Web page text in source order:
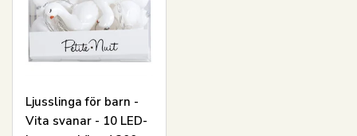
Ljusslinga för barn -
Vita svanar - 10 LED-